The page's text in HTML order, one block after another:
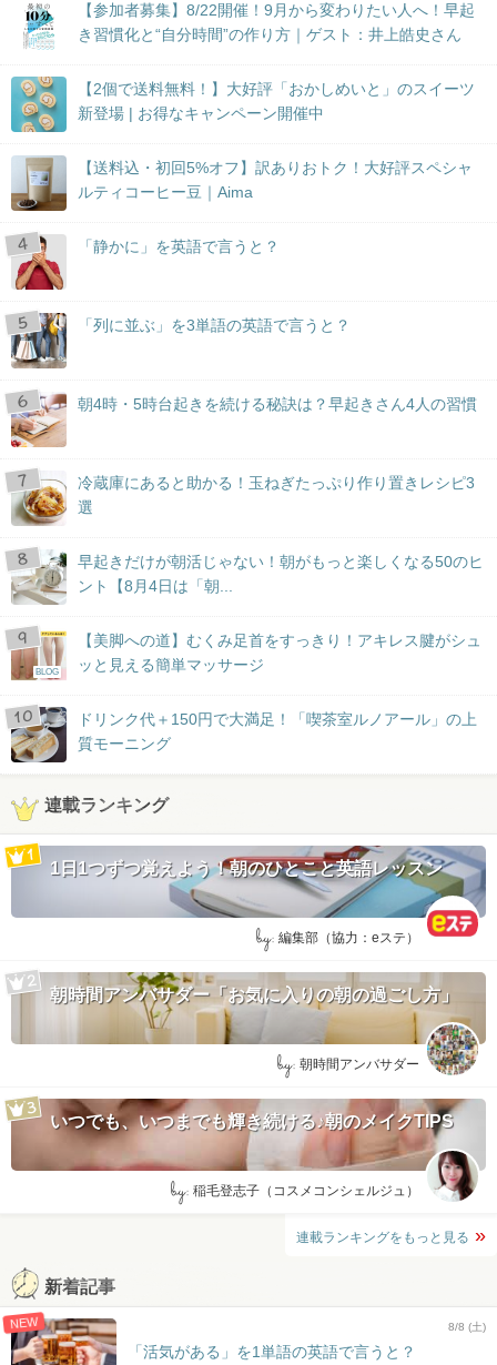
【参加者募集】8/22開催！9月から変わりたい人へ！早起
き習慣化と“自分時間”の作り方｜ゲスト：井上皓史さん
【2個で送料無料！】大好評「おかしめいと」のスイーツ
新登場 | お得なキャンペーン開催中
【送料込・初回5%オフ】訳ありおトク！大好評スペシャ
ルティコーヒー豆｜Aima
「静かに」を英語で言うと？
「列に並ぶ」を3単語の英語で言うと？
朝4時・5時台起きを続ける秘訣は？早起きさん4人の習慣
冷蔵庫にあると助かる！玉ねぎたっぷり作り置きレシピ3
選
早起きだけが朝活じゃない！朝がもっと楽しくなる50のヒ
ント【8月4日は「朝...
BLOG
【美脚への道】むくみ足首をすっきり！アキレス腱がシュ
ッと見える簡単マッサージ
ドリンク代＋150円で大満足！「喫茶室ルノアール」の上
質モーニング
連載ランキング
1日1つずつ覚えよう！朝のひとこと英語レッスン
by: 編集部（協力：eステ）
朝時間アンバサダー「お気に入りの朝の過ごし方」
by: 朝時間アンバサダー
いつでも、いつまでも輝き続ける♪朝のメイクTIPS
by: 稲毛登志子（コスメコンシェルジュ）
連載ランキングをもっと見る
新着記事
NEW 8/8 (土)
「活気がある」を1単語の英語で言うと？